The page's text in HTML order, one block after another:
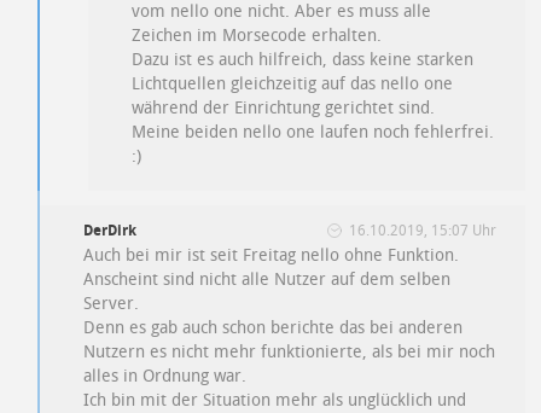
vom nello one nicht. Aber es muss alle
Zeichen im Morsecode erhalten.
Dazu ist es auch hilfreich, dass keine starken
Lichtquellen gleichzeitig auf das nello one
während der Einrichtung gerichtet sind.
Meine beiden nello one laufen noch fehlerfrei.
:)
DerDirk 16.10.2019, 15:07 Uhr
Auch bei mir ist seit Freitag nello ohne Funktion.
Anscheint sind nicht alle Nutzer auf dem selben
Server.
Denn es gab auch schon berichte das bei anderen
Nutzern es nicht mehr funktionierte, als bei mir noch
alles in Ordnung war.
Ich bin mit der Situation mehr als unglücklich und